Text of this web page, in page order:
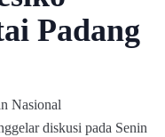
Padang
Nasional
diskusi pada Senin